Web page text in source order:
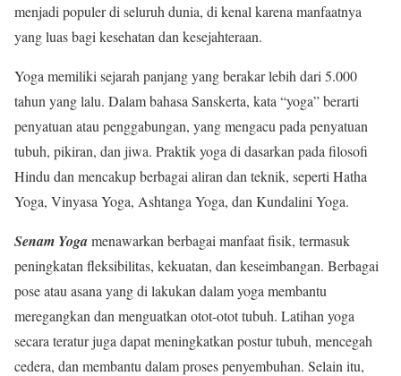
menjadi populer di seluruh dunia, di kenal karena manfaatnya
yang luas bagi kesehatan dan kesejahteraan.
Yoga memiliki sejarah panjang yang berakar lebih dari 5.000
tahun yang lalu. Dalam bahasa Sanskerta, kata “yoga” berarti
penyatuan atau penggabungan, yang mengacu pada penyatuan
tubuh, pikiran, dan jiwa. Praktik yoga di dasarkan pada filosofi
Hindu dan mencakup berbagai aliran dan teknik, seperti Hatha
Yoga, Vinyasa Yoga, Ashtanga Yoga, dan Kundalini Yoga.
Senam Yogamenawarkan berbagai manfaat fisik, termasuk
peningkatan fleksibilitas, kekuatan, dan keseimbangan. Berbagai
pose atau asana yang di lakukan dalam yoga membantu
meregangkan dan menguatkan otot-otot tubuh. Latihan yoga
secara teratur juga dapat meningkatkan postur tubuh, mencegah
cedera, dan membantu dalam proses penyembuhan. Selain itu,